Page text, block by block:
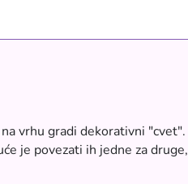
vrhu gradi dekorativni "cvet".
je povezati ih jedne za druge,